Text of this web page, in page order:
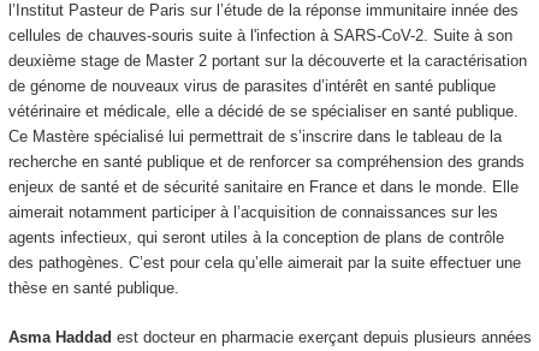
l’Institut Pasteur de Paris sur l’étude de la réponse immunitaire innée des
cellules de chauves-souris suite à l'infection à SARS-CoV-2. Suite à son
deuxième stage de Master 2 portant sur la découverte et la caractérisation
de génome de nouveaux virus de parasites d’intérêt en santé publique
vétérinaire et médicale, elle a décidé de se spécialiser en santé publique.
Ce Mastère spécialisé lui permettrait de s’inscrire dans le tableau de la
recherche en santé publique et de renforcer sa compréhension des grands
enjeux de santé et de sécurité sanitaire en France et dans le monde. Elle
aimerait notamment participer à l’acquisition de connaissances sur les
agents infectieux, qui seront utiles à la conception de plans de contrôle
des pathogènes. C’est pour cela qu’elle aimerait par la suite effectuer une
thèse en santé publique.
Asma Haddad est docteur en pharmacie exerçant depuis plusieurs années